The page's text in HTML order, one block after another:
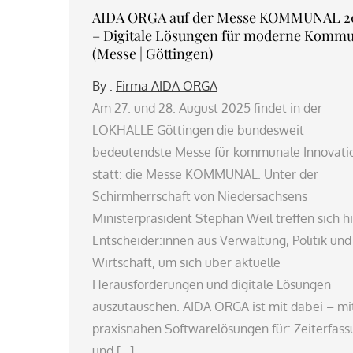
AIDA ORGA auf der Messe KOMMUNAL
– Digitale Lösungen für moderne
(Messe | Göttingen)
By : Firma AIDA ORGA
Am 27. und 28. August 2025 findet in der
LOKHALLE Göttingen die bundesweit
bedeutendste Messe für kommunale
statt: die Messe KOMMUNAL. Unter der
Schirmherrschaft von Niedersachsens
Ministerpräsident Stephan Weil treffen sich
Entscheider:innen aus Verwaltung, Politik und
Wirtschaft, um sich über aktuelle
Herausforderungen und digitale Lösungen
auszutauschen. AIDA ORGA ist mit dabei –
praxisnahen Softwarelösungen für: